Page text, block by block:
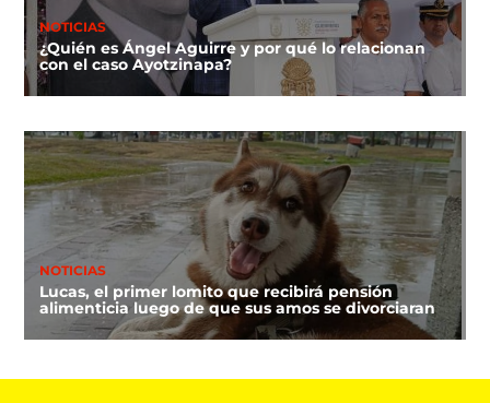
NOTICIAS
¿Quién es Ángel Aguirre y por qué lo relacionan
con el caso Ayotzinapa?
NOTICIAS
Lucas, el primer lomito que recibirá pensión
alimenticia luego de que sus amos se divorciaran